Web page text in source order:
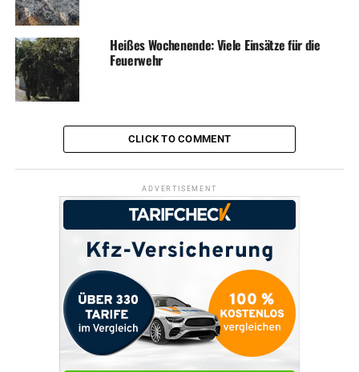
Heißes Wochenende: Viele Einsätze für die
Feuerwehr
CLICK TO COMMENT
ADVERTISEMENT